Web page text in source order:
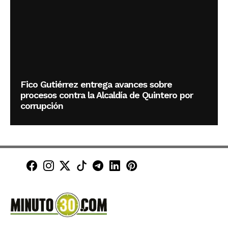
Fico Gutiérrez entrega avances sobre
procesos contra la Alcaldía de Quintero por
corrupción
Minuto30 en Facebook
Minuto30 en Instagram
Minuto30 en X (Twitter)
Minuto30 en TikTok
Canal de Minuto30 en
Minuto30 en LinkedIn
Minuto30 en